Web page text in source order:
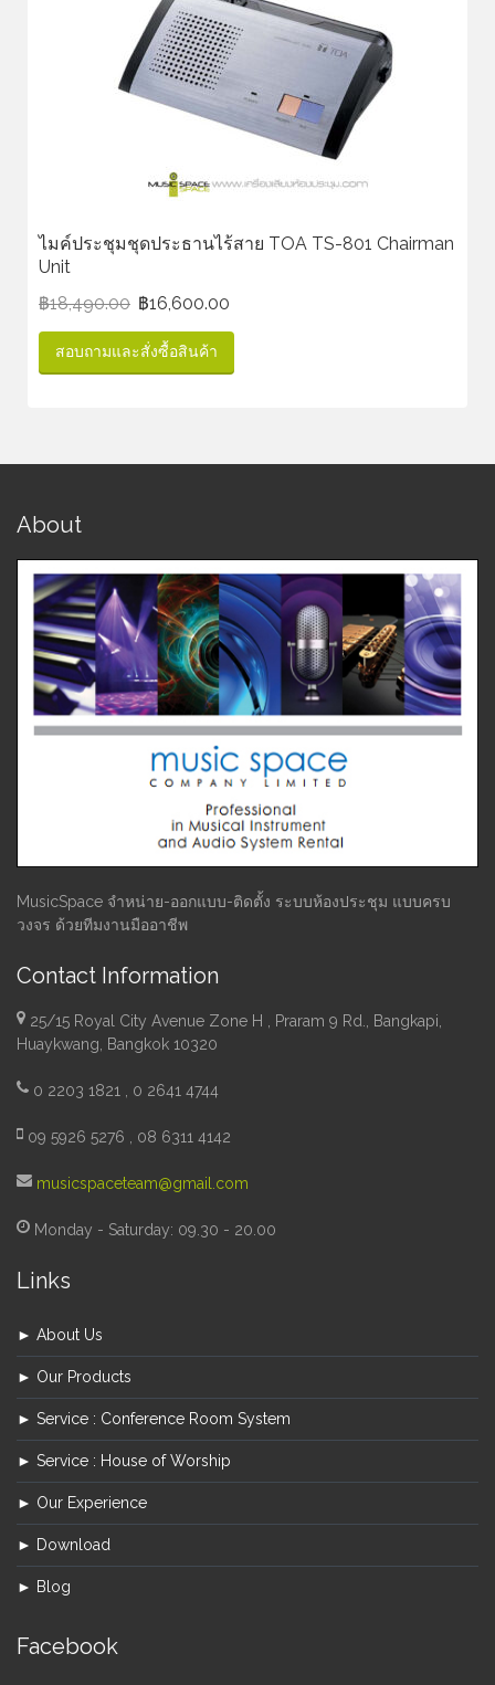
ไมค์ประชุมชุดประธานไร้สาย TOA TS-801 Chairman
Unit
฿18,490.00 ฿16,600.00
สอบถามและสั่งซื้อสินค้า
About
MusicSpace จำหน่าย-ออกแบบ-ติดตั้ง ระบบห้องประชุม แบบครบ
วงจร ด้วยทีมงานมืออาชีพ
Contact Information
25/15 Royal City Avenue Zone H , Praram 9 Rd., Bangkapi,
Huaykwang, Bangkok 10320
0 2203 1821 , 0 2641 4744
09 5926 5276 , 08 6311 4142
musicspaceteam@gmail.com
Monday - Saturday: 09.30 - 20.00
Links
► About Us
► Our Products
► Service : Conference Room System
► Service : House of Worship
► Our Experience
► Download
► Blog
Facebook